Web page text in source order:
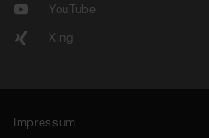
YouTube
Xing
Impressum